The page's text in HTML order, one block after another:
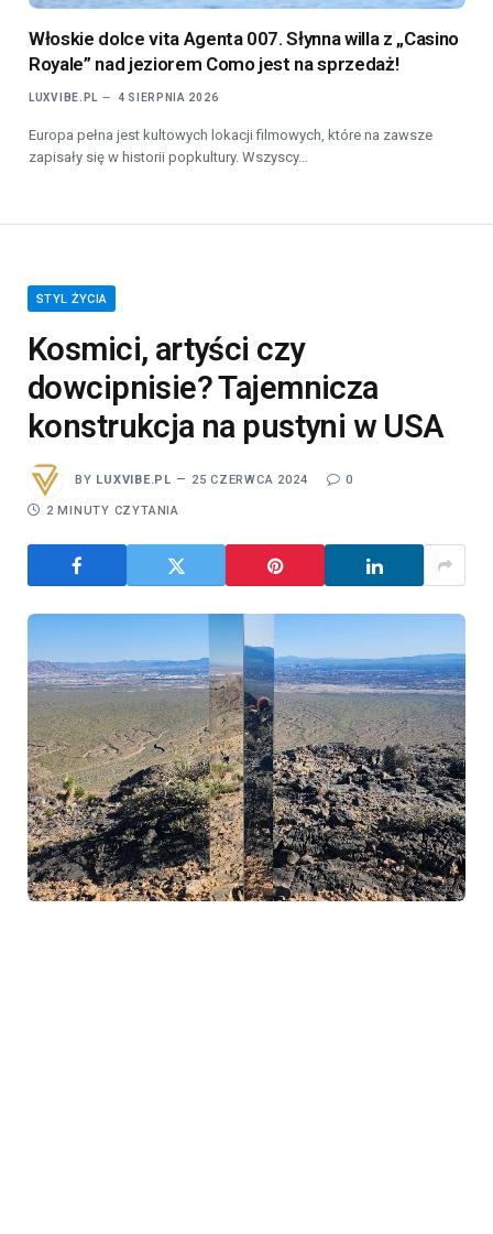
Włoskie dolce vita Agenta 007. Słynna willa z „Casino
Royale” nad jeziorem Como jest na sprzedaż!
LUXVIBE.PL 4 SIERPNIA 2026
Europa pełna jest kultowych lokacji filmowych, które na zawsze
zapisały się w historii popkultury. Wszyscy…
STYL ŻYCIA
Kosmici, artyści czy
dowcipnisie? Tajemnicza
konstrukcja na pustyni w USA
BY LUXVIBE.PL 25 CZERWCA 2024 0
2 MINUTY CZYTANIA